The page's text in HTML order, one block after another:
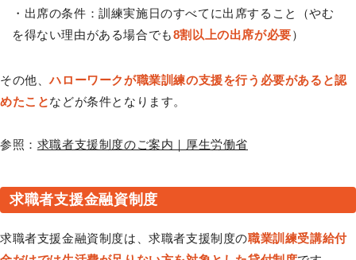
・出席の条件：訓練実施日のすべてに出席すること（やむ
を得ない理由がある場合でも8割以上の出席が必要）
その他、ハローワークが職業訓練の支援を行う必要があると認
めたことなどが条件となります。
参照： 求職者支援制度のご案内｜厚生労働省
求職者支援金融資制度
求職者支援金融資制度は、求職者支援制度の職業訓練受講給付